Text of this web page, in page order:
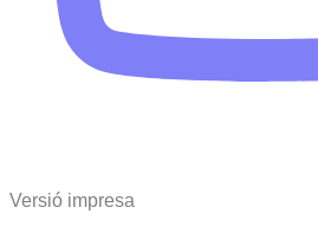
Versió impresa